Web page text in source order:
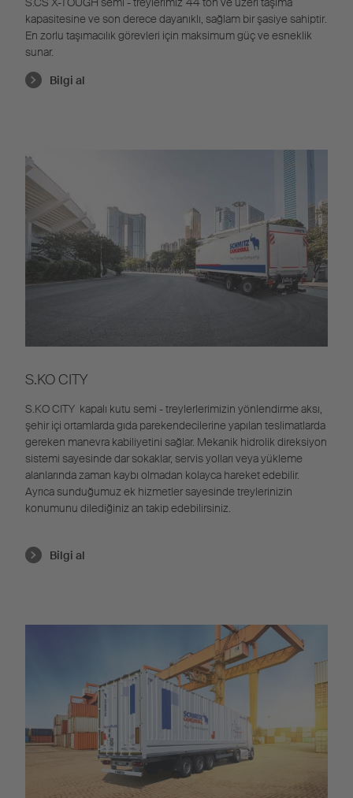
kapasitesine ve son derece dayanıklı, sağlam birşasiye sahiptir.
En zorlu taşımacılık görevleri için maksimum güç ve esneklik
sunar.
Bilgi al
S.KO CITY
S.KO CITY kapalı kutu semi - treylerlerimizin yönlendirme aksı,
şehir içi ortamlarda gıda parekendecilerine yapılan teslimatlarda
gereken manevra kabiliyetini sağlar. Mekanik hidrolik direksiyon
sistemi sayesinde dar sokaklar, servis yolları veya yükleme
alanlarında zaman kaybı olmadan kolayca hareket edebilir.
Ayrıca sunduğumuz ek hizmetler sayesinde treylerinizin
konumunu dilediğiniz an takip edebilirsiniz.
Bilgi al